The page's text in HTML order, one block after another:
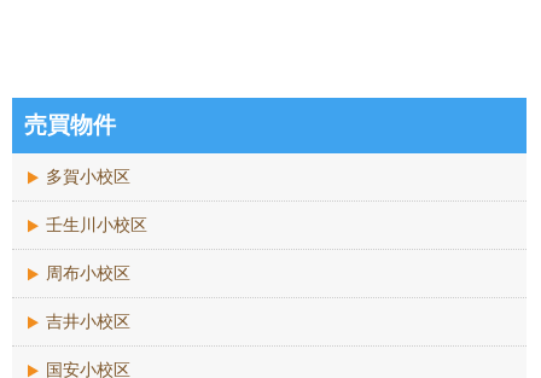
売買物件
多賀小校区
壬生川小校区
周布小校区
吉井小校区
国安小校区